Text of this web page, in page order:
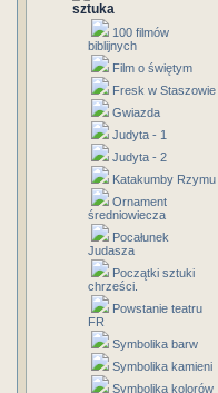
sztuka
100 filmów
biblijnych
Film o świętym
Fresk w Staszowie
Gwiazda
Judyta - 1
Judyta - 2
Katakumby Rzymu
Ornament
średniowiecza
Pocałunek
Judasza
Początki sztuki
chrześci.
Powstanie teatru
FR
Symbolika barw
Symbolika kamieni
Symbolika kolorów